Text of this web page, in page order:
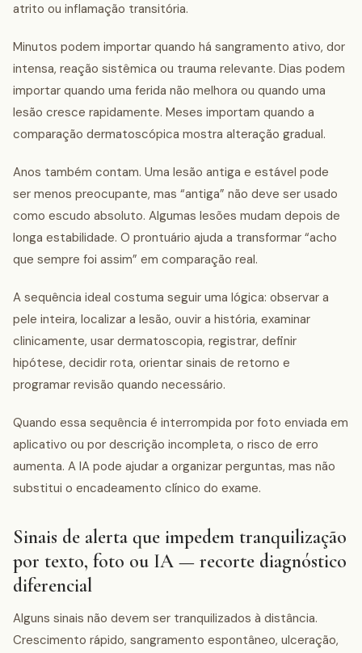
atrito ou inflamação transitória.
Minutos podem importar quando há sangramento ativo, dor
intensa, reação sistêmica ou trauma relevante. Dias podem
importar quando uma ferida não melhora ou quando uma
lesão cresce rapidamente. Meses importam quando a
comparação dermatoscópica mostra alteração gradual.
Anos também contam. Uma lesão antiga e estável pode
ser menos preocupante, mas “antiga” não deve ser usado
como escudo absoluto. Algumas lesões mudam depois de
longa estabilidade. O prontuário ajuda a transformar “acho
que sempre foi assim” em comparação real.
A sequência ideal costuma seguir uma lógica: observar a
pele inteira, localizar a lesão, ouvir a história, examinar
clinicamente, usar dermatoscopia, registrar, definir
hipótese, decidir rota, orientar sinais de retorno e
programar revisão quando necessário.
Quando essa sequência é interrompida por foto enviada em
aplicativo ou por descrição incompleta, o risco de erro
aumenta. A IA pode ajudar a organizar perguntas, mas não
substitui o encadeamento clínico do exame.
Sinais de alerta que impedem tranquilização
por texto, foto ou IA — recorte diagnóstico
diferencial
Alguns sinais não devem ser tranquilizados à distância.
Crescimento rápido, sangramento espontâneo, ulceração,